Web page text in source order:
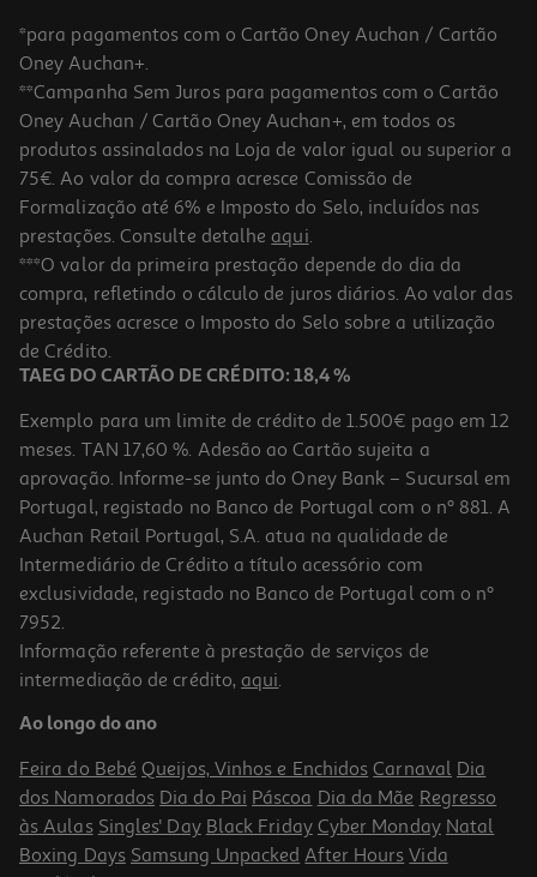
5.0
Pasta Chicco Dentes Morango 12m+ 50ml
139.8 €/Lt
6,99 €
Pasta Chicco Dentes Maçã E Banana 6m+ 50ml
139.8 €/Lt
6,99 €
*para pagamentos com o Cartão Oney Auchan / Cartão
Oney Auchan+.
**Campanha Sem Juros para pagamentos com o Cartão
Oney Auchan / Cartão Oney Auchan+, em todos os
produtos assinalados na Loja de valor igual ou superior a
75€. Ao valor da compra acresce Comissão de
Formalização até 6% e Imposto do Selo, incluídos nas
prestações. Consulte detalhe aqui.
***O valor da primeira prestação depende do dia da
compra, refletindo o cálculo de juros diários. Ao valor das
prestações acresce o Imposto do Selo sobre a utilização
de Crédito.
TAEG DO CARTÃO DE CRÉDITO: 18,4 %
Exemplo para um limite de crédito de 1.500€ pago em 12
meses. TAN 17,60 %. Adesão ao Cartão sujeita a
aprovação. Informe-se junto do Oney Bank – Sucursal em
Portugal, registado no Banco de Portugal com o nº 881. A
Auchan Retail Portugal, S.A. atua na qualidade de
Intermediário de Crédito a título acessório com
exclusividade, registado no Banco de Portugal com o nº
7952.
Informação referente à prestação de serviços de
intermediação de crédito, aqui.
Ao longo do ano
Feira do Bebé Queijos, Vinhos e Enchidos Carnaval Dia
dos Namorados Dia do Pai Páscoa Dia da Mãe Regresso
às Aulas Singles' Day Black Friday Cyber Monday Natal
Boxing Days Samsung Unpacked After Hours Vida